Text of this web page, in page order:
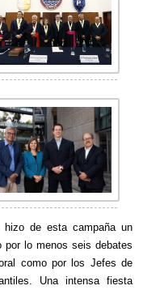
hizo de esta campaña un
por lo menos seis debates
como por los Jefes de
Una intensa fiesta